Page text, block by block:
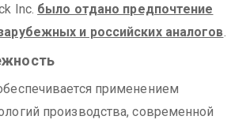
Inc. было отдано предпочтение
и российских аналогов
применением
производства, современной